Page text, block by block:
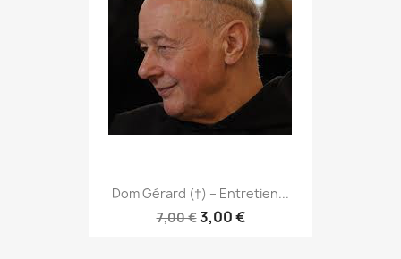
Dom Gérard (†) – Entretien...
7,00 €3,00 €